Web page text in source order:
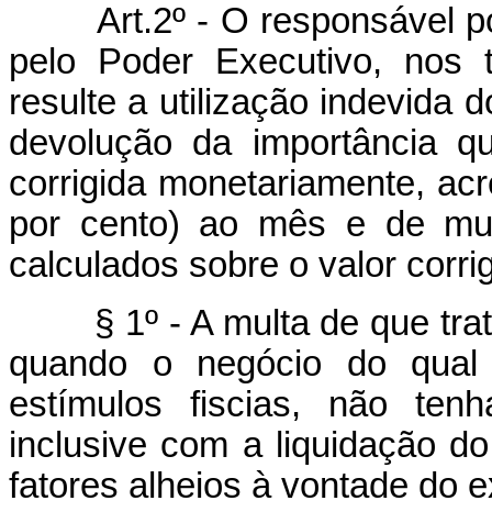
Art.2º - O responsável
pelo Poder Executivo, nos
resulte a utilização indevida
devolução da importância
corrigida monetariamente,
por cento) ao mês e de
calculados sobre o valor
§ 1º - A multa de que
quando o negócio do
estímulos fiscias, não
inclusive com a liquidação
fatores alheios à vontade do